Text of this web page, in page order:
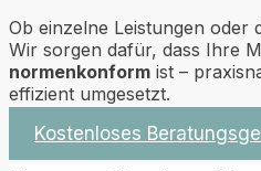
Ob einzelne Leistungen oder
Wir sorgen dafür, dass Ihre
normenkonform ist –
effizient umgesetzt.
Kostenloses